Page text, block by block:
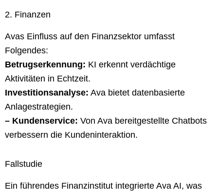
2. Finanzen
Avas Einfluss auf den Finanzsektor umfasst
Folgendes:
Betrugserkennung: KI erkennt verdächtige
Aktivitäten in Echtzeit.
Investitionsanalyse: Ava bietet datenbasierte
Anlagestrategien.
– Kundenservice: Von Ava bereitgestellte Chatbots
verbessern die Kundeninteraktion.
Fallstudie
Ein führendes Finanzinstitut integrierte Ava AI, was